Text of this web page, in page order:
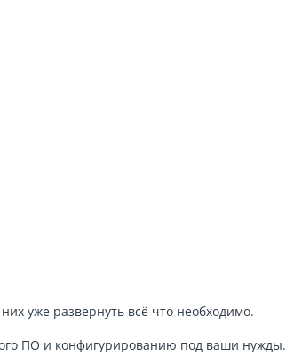
уже развернуть всё что необходимо.
ПО и конфигурированию под ваши нужды.